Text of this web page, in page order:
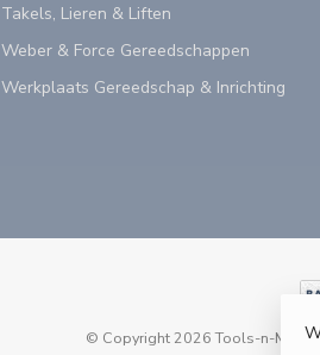
Takels, Lieren & Liften
Weber & Force Gereedschappen
Werkplaats Gereedschap & Inrichting
© Copyright 2026 Tools-n-More